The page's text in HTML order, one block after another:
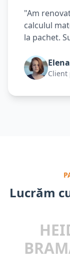
"Am
calculul
la pachet.
Lucrăm